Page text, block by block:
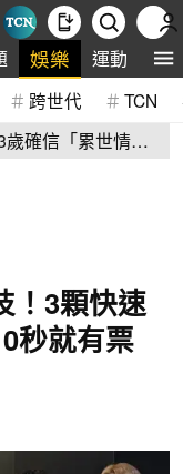
娛樂 運動 全
跨世代 TCN
確信「累世情
！3顆快速
秒就有票